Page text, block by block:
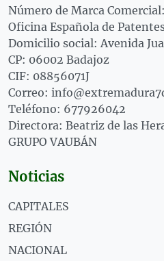
Número de Marca
Oficina Española de
Domicilio social: Avenida
CP: 06002 Badajoz
CIF: 08856071J
Correo:
Teléfono: 677926042
Directora: Beatriz de las
GRUPO VAUBÁN
Noticias
CAPITALES
REGIÓN
NACIONAL